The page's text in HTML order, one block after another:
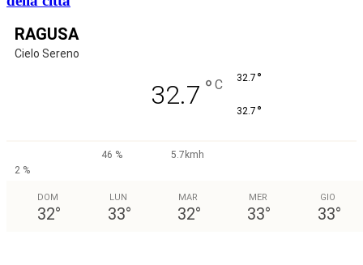
RAGUSA
Cielo Sereno
32.7 ° C 32.7 °
32.7 °
46 %
5.7kmh
2 %
DOM
32°
LUN
33°
MAR
32°
MER
33°
GIO
33°